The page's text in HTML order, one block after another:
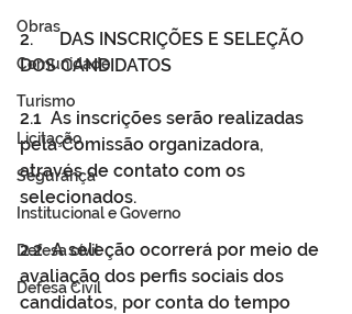
Obras
Comunidade
Turismo
Licitação
Segurança
Institucional e Governo
Defesa cívil
Defesa Civil
2.      DAS INSCRIÇÕES E SELEÇÃO
DOS CANDIDATOS
2.1  As inscrições serão realizadas
pela Comissão organizadora,
através de contato com os
selecionados.
2.2  A seleção ocorrerá por meio de
avaliação dos perfis sociais dos
candidatos, por conta do tempo